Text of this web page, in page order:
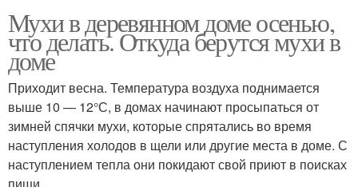
Мухи в деревянном доме осенью,
что делать. Откуда берутся мухи в
доме
Приходит весна. Температура воздуха поднимается
выше 10 — 12°С, в домах начинают просыпаться от
зимней спячки мухи, которые спрятались во время
наступления холодов в щели или другие места в доме. С
наступлением тепла они покидают свой приют в поисках